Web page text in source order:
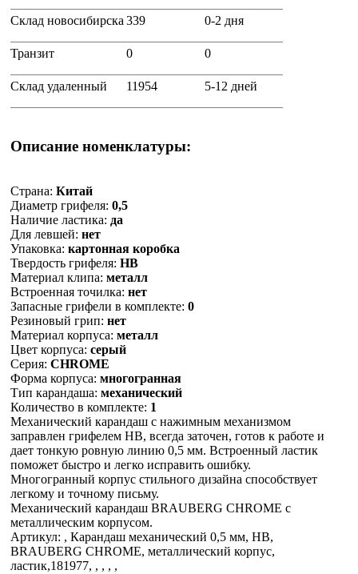
Склад новосибирска 339 0-2 дня
Транзит 0 0
Склад удаленный 11954 5-12 дней
Описание номенклатуры:
Страна: Китай
Диаметр грифеля: 0,5
Наличие ластика: да
Для левшей: нет
Упаковка: картонная коробка
Твердость грифеля: НВ
Материал клипа: металл
Встроенная точилка: нет
Запасные грифели в комплекте: 0
Резиновый грип: нет
Материал корпуса: металл
Цвет корпуса: серый
Серия: CHROME
Форма корпуса: многогранная
Тип карандаша: механический
Количество в комплекте: 1
Механический карандаш с нажимным механизмом
заправлен грифелем HB, всегда заточен, готов к работе и
дает тонкую ровную линию 0,5 мм. Встроенный ластик
поможет быстро и легко исправить ошибку.
Многогранный корпус стильного дизайна способствует
легкому и точному письму.
Механический карандаш BRAUBERG CHROME с
металлическим корпусом.
Артикул: , Карандаш механический 0,5 мм, HB,
BRAUBERG CHROME, металлический корпус,
ластик,181977, , , , ,